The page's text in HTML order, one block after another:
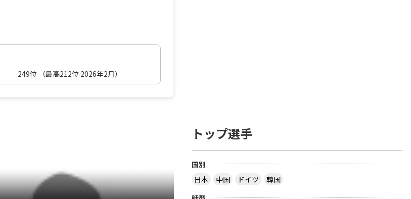
249位 （最高212位 2026年2月）
トップ選手
国別
日本
中国 ドイツ
韓国